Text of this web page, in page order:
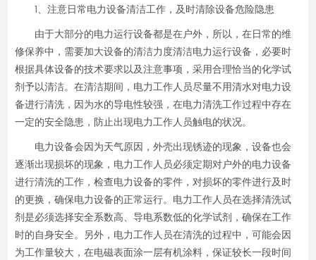
1、注意日常电力设备清洁工作，及时清除设备危险隐患
由于大部分的电力运行设备都是在户外，所以，在日常的维
修保养中，需要加大设备的清洁力度清洁电力运行设备，必要时
根据具体设备的技术要求以及注意事项，采用合理恰当的化学试
剂予以清洁。在清洁期间，电力工作人员尽量不用清水对电力设
备进行清洗，因为水的导电性较强，在电力清洗工作过程中存在
一定的安全隐患，防止出现电力工作人员触电的状况。
电力设备会因为天气原因，外壳出现锈迹的现象，设备也会
逐渐出现损坏的现象，电力工作人员必须定期对户外的电力设备
进行清洗的工作，检查电力设备的零件，对损坏的零件进行及时
的更换，确保电力设备的正常运行。电力工作人员在选择清洗试
剂是必须选择安全系数高、导电系数低的化学试剂，确保在工作
时的自身安全。另外，电力工作人员在清洗的过程中，可能会因
为工作量较大，在电磁表面涂一层有机涂料，保证较长一段时间